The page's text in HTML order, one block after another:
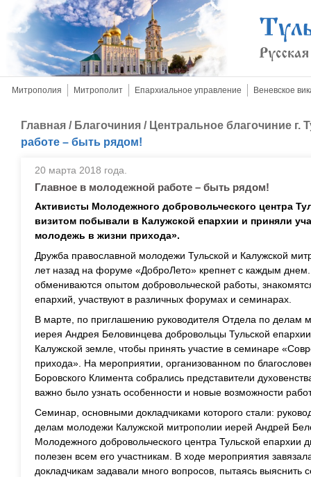
Митрополия Митрополит Епархиальное управление Веневское
Главная / Благочиния / Центральное благочиние г.
работе – быть рядом!
20 марта 2018 года.
Главное в молодежной работе – быть рядом!
Активисты Молодежного добровольческого центра
визитом побывали в Калужской епархии и приняли
молодежь в жизни прихода».
Дружба православной молодежи Тульской и Калужской
лет назад на форуме «ДоброЛето» крепнет с каждым
обмениваются опытом добровольческой работы,
епархий, участвуют в различных форумах и семинарах.
В марте, по приглашению руководителя Отдела по делам
иерея Андрея Беловинцева добровольцы Тульской
Калужской земле, чтобы принять участие в семинаре
прихода». На мероприятии, организованном по
Боровского Климента собрались представители
важно было узнать особенности и новые возможности
Семинар, основными докладчиками которого стали:
делам молодежи Калужской митрополии иерей Андрей
Молодежного добровольческого центра Тульской
полезен всем его участникам. В ходе мероприятия
докладчикам задавали много вопросов, пытаясь выяснить